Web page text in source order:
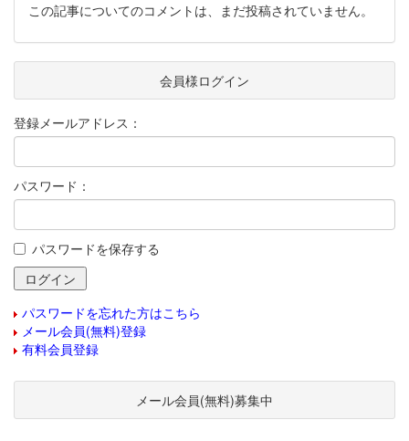
この記事についてのコメントは、まだ投稿されていません。
会員様ログイン
登録メールアドレス：
パスワード：
パスワードを保存する
パスワードを忘れた方はこちら
メール会員(無料)登録
有料会員登録
メール会員(無料)募集中